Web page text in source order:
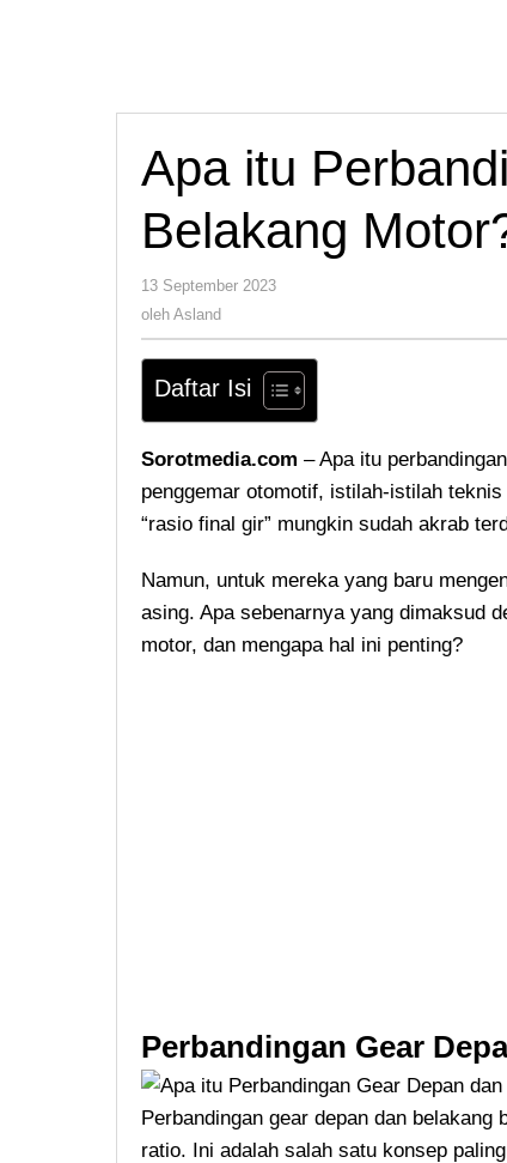
Apa itu
Belakang
13 September 2023
oleh Asland
Daftar Isi
Sorotmedia.com – Apa itu perbandingan
penggemar otomotif, istilah-istilah teknis
“rasio final gir” mungkin sudah akrab
Namun, untuk mereka yang baru
asing. Apa sebenarnya yang dimaksud
motor, dan mengapa hal ini penting?
Perbandingan Gear
Perbandingan gear depan dan
ratio. Ini adalah salah satu konsep